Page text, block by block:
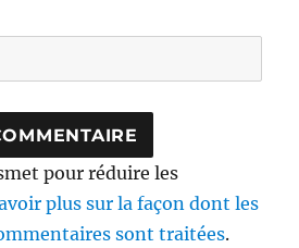
pour réduire les
plus sur la façon dont les
sont traitées.